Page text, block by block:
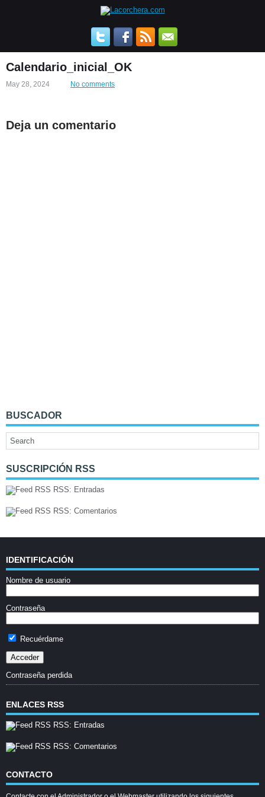
Calendario_inicial_OK
May 28, 2024 No comments
Deja un comentario
BUSCADOR
SUSCRIPCIÓN RSS
RSS: Entradas
RSS: Comentarios
IDENTIFICACIÓN
Nombre de usuario
Contraseña
Recuérdame
Contraseña perdida
ENLACES RSS
RSS: Entradas
RSS: Comentarios
CONTACTO